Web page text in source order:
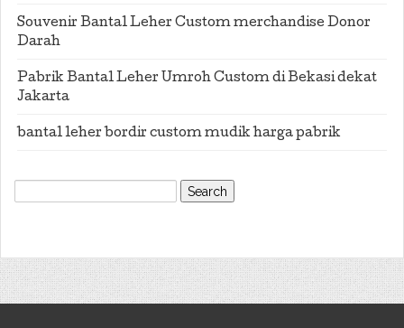
Souvenir Bantal Leher Custom merchandise Donor
Darah
Pabrik Bantal Leher Umroh Custom di Bekasi dekat
Jakarta
bantal leher bordir custom mudik harga pabrik
Search
for: